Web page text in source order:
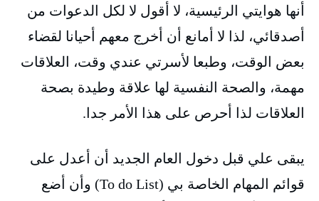
أنها هوايتي الرئيسية، لا أقول لا لكل الدعوات من
أصدقائي، لذا لا أمانع أن أخرج معهم أحيانا لقضاء
بعض الوقت، وطبعا لأسرتي عندي وقت، العلاقات
مهمة، والصحة النفسية لها علاقة وطيدة بصحة
العلاقات لذا أحرص على هذا الأمر جدا.
يبقى علي قبل دخول العام الجديد أن أعدل على
قوائم المهام الخاصة بي (To do List) وأن أضع